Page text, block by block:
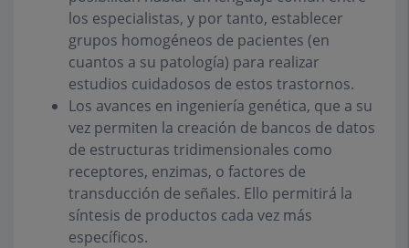
los especialistas, y por tanto, establecer
grupos homogéneos de pacientes (en
cuantos a su patología) para realizar
estudios cuidadosos de estos trastornos.
Los avances en ingeniería genética, que a su
vez permiten la creación de bancos de datos
de estructuras tridimensionales como
receptores, enzimas, o factores de
transducción de señales. Ello permitirá la
síntesis de productos cada vez más
específicos.